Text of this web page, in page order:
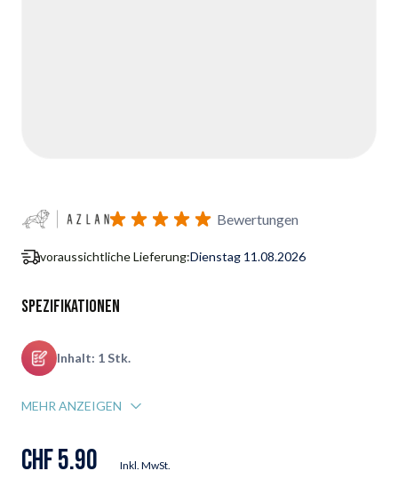
Bewertungen
voraussichtliche Lieferung:Dienstag 11.08.2026
Spezifikationen
Inhalt: 1 Stk.
MEHR ANZEIGEN
CHF 5.90 Inkl. MwSt.